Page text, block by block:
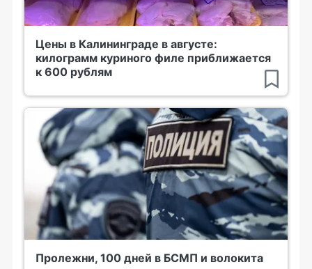
Цены в Калининграде в августе:
килограмм куриного филе приближается
к 600 рублям
Пролежни, 100 дней в БСМП и волокита